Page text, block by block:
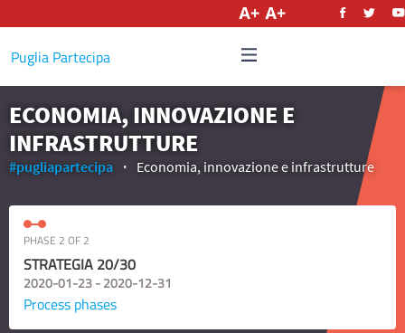
Puglia Partecipa
ECONOMIA, INNOVAZIONE E
INFRASTRUTTURE
#pugliapartecipa Economia, innovazione e infrastrutture
PHASE 2 OF 2
STRATEGIA 20/30
2020-01-23 - 2020-12-31
Process phases